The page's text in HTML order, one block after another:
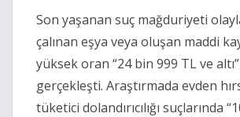
Son yaşanan suç mağduriyeti
çalınan eşya veya oluşan maddi
yüksek oran “24 bin 999 TL ve
gerçekleşti. Araştırmada evden
tüketici dolandırıcılığı suçlarında